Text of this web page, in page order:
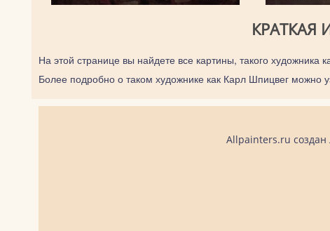
КРАТКАЯ
На этой странице вы найдете все картины, такого художника
Более подробно о таком художнике как Карл Шпицвег можно
Allpainters.ru